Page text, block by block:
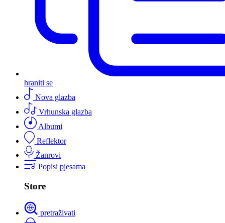
hraniti se
Nova glazba
Vrhunska glazba
Albumi
Reflektor
Žanrovi
Popisi pjesama
Store
pretraživati